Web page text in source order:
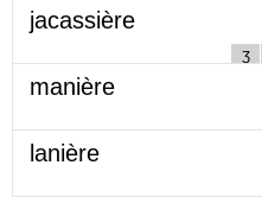
jacassière
ʒ
manière
lanière